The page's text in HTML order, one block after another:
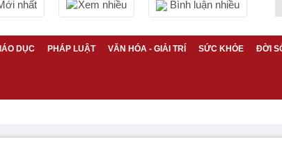
nhất Xem nhiều Bình luận nhiều
DỤC PHÁP LUẬT VĂN HÓA - GIẢI TRÍ SỨC KHỎE ĐỜI